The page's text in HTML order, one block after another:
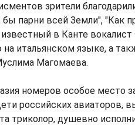
зрители
бы парни всей Земли", "Как
в Канте
итальянском языке, а
Магомаева.
номеров особое место
российских авиаторов,
триколор, душевно